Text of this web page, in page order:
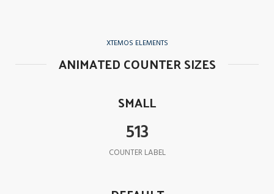
XTEMOS ELEMENTS
ANIMATED COUNTER SIZES
SMALL
532
COUNTER LABEL